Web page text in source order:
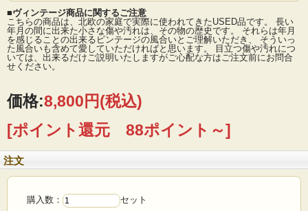
デンマーク、イェンス・クイストゴー（Jens.H.Quistgaard）デザインreliefシリー
ズのカップ＆ソーサーです。葉っぱの形をモチーフにした絵柄が素敵なシリーズ
です。マットな釉薬を使用しているため、落ち着いた雰囲気を醸しだしていま
※レリーフシリーズは、当時人気を博したため3社に渡って製造されました。その
経年によって剥がれています。
■デザイン：Jens.H.Quistgaard（イェンス・クイストゴー）
■メーカー：Kronjyden
■コンディション：小キズや擦れはありますが、目立つダメージなくよいヴィンテ
ージコンディションです。
■ヴィンテージ商品に関するご注意
こちらの商品は、北欧の家庭で実際に使われてきたUSED品です。 長い
年月の間に出来た小さな傷や汚れは、その物の歴史です。 それらは年月
を感じることの出来るビンテージの風合いとご理解いただき、 そういっ
た風合いも含めて愛していただければと思います。 目立つ傷や汚れにつ
いては、出来るだけご説明いたしますがご心配な方はご注文前にお問合
せください。
価格:8,800円(税込)
[ポイント還元 88ポイント～]
注文
購入数： セット